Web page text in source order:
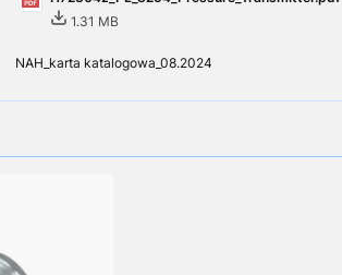
1.31 MB
NAH_karta katalogowa_08.2024